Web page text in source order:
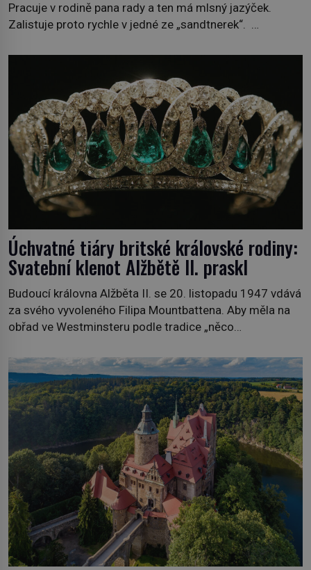
Pracuje v rodině pana rady a ten má mlsný jazýček.
Zalistuje proto rychle v jedné ze „sandtnerek“.
povzdechne si směrem ke služce, kterou má v kuchyni k
ruce. Ještě v prvních letech nové republiky fungoval kvůli
nedostatku zboží přídělový systém. […]
Úchvatné tiáry britské královské rodiny:
Svatební klenot Alžbětě II. praskl
Budoucí královna Alžběta II. se 20. listopadu 1947 vdává
za svého vyvoleného Filipa Mountbattena. Aby měla na
obřad ve Westminsteru podle tradice „něco
soukromé kolekce – diamantovou tiáru královny Marie.
„Je to ošklivá špičatá tiára,“ zhodnotil klenot britský
politik Sir Henry Channon (1897–1958), když si […]